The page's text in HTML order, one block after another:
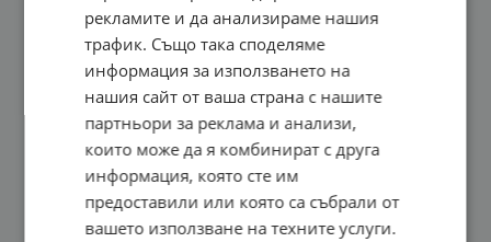
рекламите и да анализираме нашия
трафик. Също така споделяме
информация за използването на
нашия сайт от ваша страна с нашите
партньори за реклама и анализи,
които може да я комбинират с друга
информация, която сте им
предоставили или която са събрали от
вашето използване на техните услуги.